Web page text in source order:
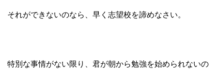
それができないのなら、早く志望校を諦めなさい。
特別な事情がない限り、君が朝から勉強を始められないの